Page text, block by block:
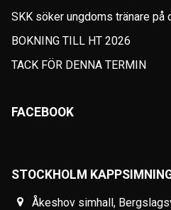
SKK söker ungdoms tränare på
BOKNING TILL HT 2026
TACK FÖR DENNA TERMIN
FACEBOOK
STOCKHOLM
Åkeshov simhall,